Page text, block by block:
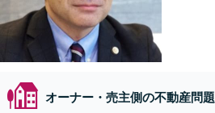
オーナー・売主側の不動産問題